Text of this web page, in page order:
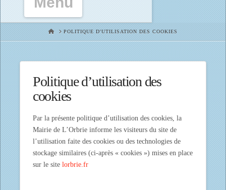
HOMEPOLITIQUE D'UTILISATION DES COOKIES
Politique d’utilisation des
cookies
Par la présente politique d’utilisation des cookies, la
Mairie de L’Orbrie informe les visiteurs du site de
l’utilisation faite des cookies ou des technologies de
stockage similaires (ci-après « cookies ») mises en place
sur le site lorbrie.fr